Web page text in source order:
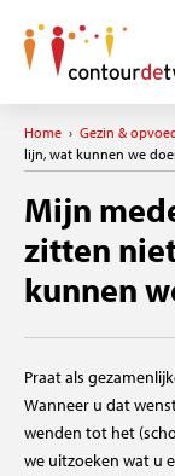
Home › Gezin &
lijn, wat kunnen we
Mijn
zitten
kunnen
Praat als
Wanneer u dat
wenden tot het
we uitzoeken wat u